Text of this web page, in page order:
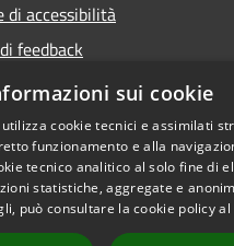
di accessibilità
feedback
Copyright ©
Comune di
sui cookie
cookie tecnici e assimilati
funzionamento e alla
tecnico analitico al solo fine di
statistiche, aggregate e
può consultare la cookie policy al